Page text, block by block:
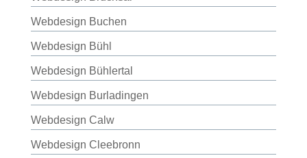
Webdesign Buchen
Webdesign Bühl
Webdesign Bühlertal
Webdesign Burladingen
Webdesign Calw
Webdesign Cleebronn